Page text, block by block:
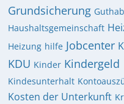
Grundsicherung
Haushaltsgemeinschaft
Heizung hilfe Jobcenter
KDU Kinder Kindergeld
Kindesunterhalt
Kosten der Unterkunft